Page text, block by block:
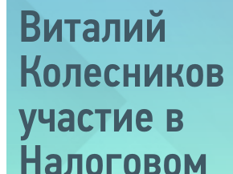
Виталий
участие в
Налоговом